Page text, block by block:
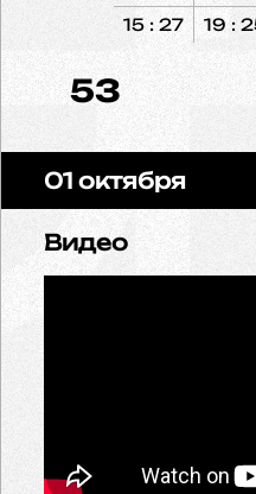
15 : 27
19 :
53
01 октября
Видео